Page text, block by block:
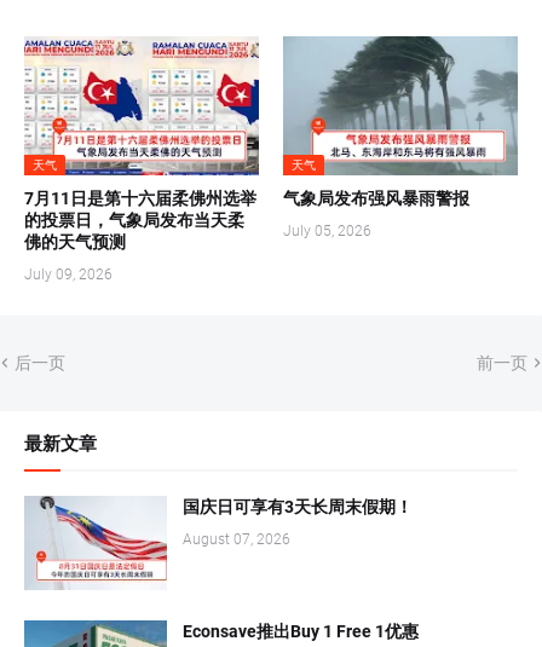
天气
7月11日是第十六届柔佛州选举
的投票日，气象局发布当天柔
佛的天气预测
July 09, 2026
天气
气象局发布强风暴雨警报
July 05, 2026
后一页 前一页
最新文章
国庆日可享有3天长周末假期！
August 07, 2026
Econsave推出Buy 1 Free 1优惠